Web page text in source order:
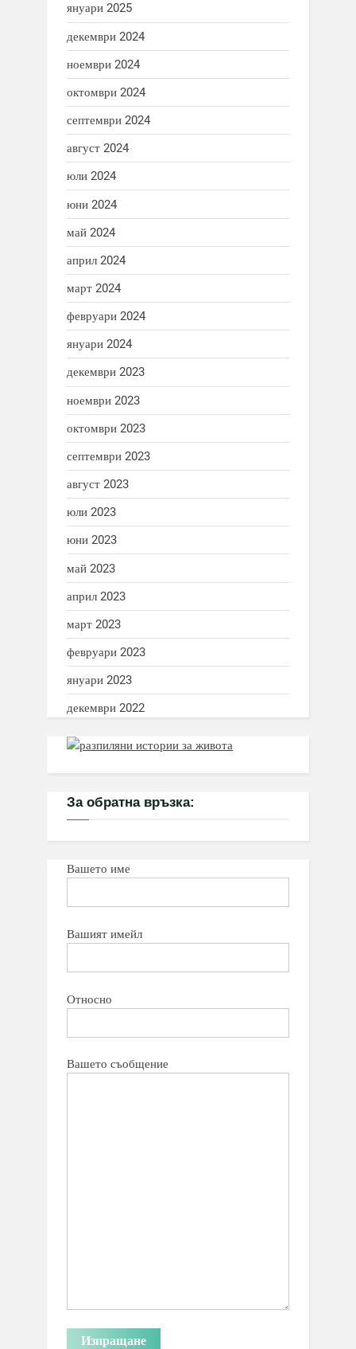
януари 2025
декември 2024
ноември 2024
октомври 2024
септември 2024
август 2024
юли 2024
юни 2024
май 2024
април 2024
март 2024
февруари 2024
януари 2024
декември 2023
ноември 2023
октомври 2023
септември 2023
август 2023
юли 2023
юни 2023
май 2023
април 2023
март 2023
февруари 2023
януари 2023
декември 2022
За обратна връзка:
Вашето име
Вашият имейл
Относно
Вашето съобщение